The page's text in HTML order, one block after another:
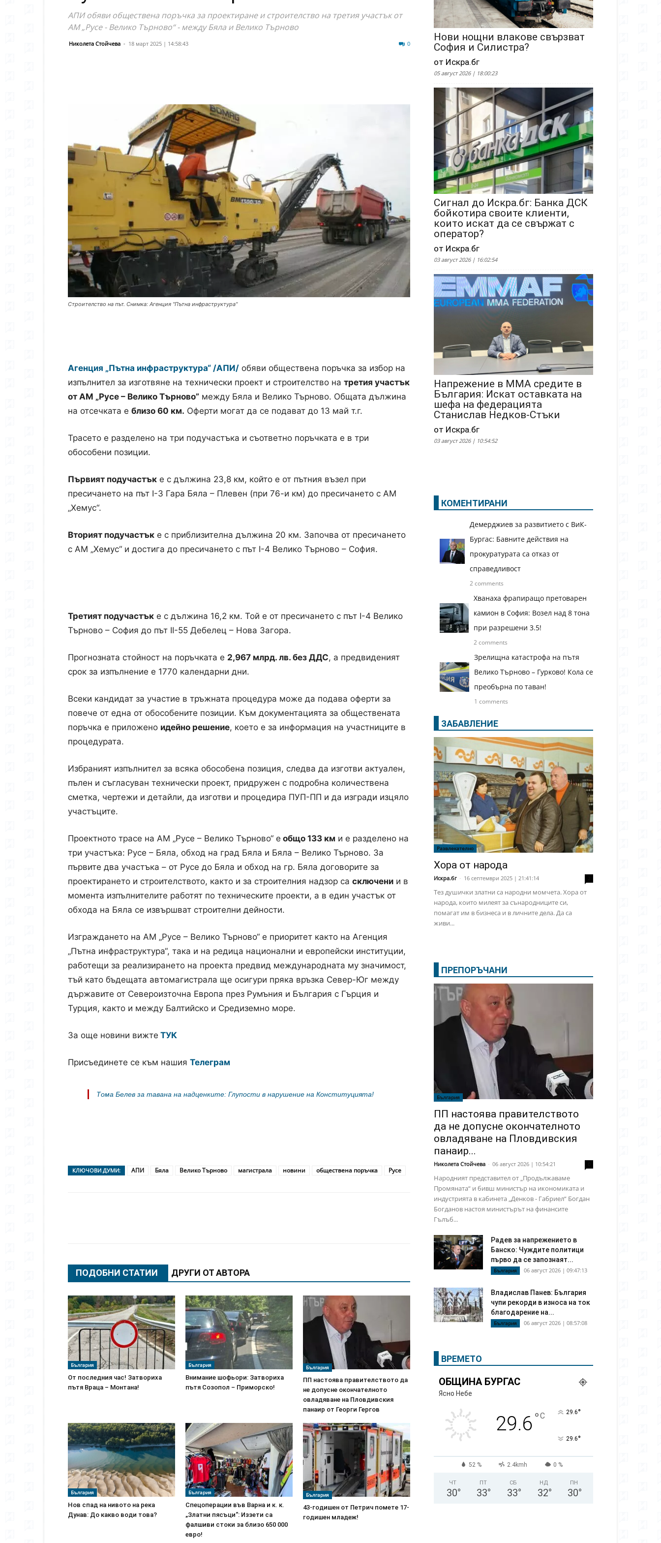
АПИ обяви обществена поръчка за проектиране и строителство на третия участък от
АМ „Русе - Велико Търново“ - между Бяла и Велико Търново
Николета Стойчева - 18 март 2025 | 14:58:43 0
Строителство на път. Снимка: Агенция "Пътна инфраструктура"
Агенция „Пътна инфраструктура“ /АПИ/ обяви обществена поръчка за избор на
изпълнител за изготвяне на технически проект и строителство на третия участък
от АМ „Русе – Велико Търново” между Бяла и Велико Търново. Общата дължина
на отсечката е близо 60 км. Оферти могат да се подават до 13 май т.г.
Трасето е разделено на три подучастъка и съответно поръчката е в три
обособени позиции.
Първият подучастък е с дължина 23,8 км, който е от пътния възел при
пресичането на път I-3 Гара Бяла – Плевен (при 76-и км) до пресичането с АМ
„Хемус“.
Вторият подучастък е с приблизителна дължина 20 км. Започва от пресичането
с АМ „Хемус“ и достига до пресичането с път I-4 Велико Търново – София.
Третият подучастък е с дължина 16,2 км. Той е от пресичането с път I-4 Велико
Търново – София до път II-55 Дебелец – Нова Загора.
Прогнозната стойност на поръчката е 2,967 млрд. лв. без ДДС, а предвиденият
срок за изпълнение е 1770 календарни дни.
Всеки кандидат за участие в тръжната процедура може да подава оферти за
повече от една от обособените позиции. Към документацията за обществената
поръчка е приложено идейно решение, което е за информация на участниците в
процедурата.
Избраният изпълнител за всяка обособена позиция, следва да изготви актуален,
пълен и съгласуван технически проект, придружен с подробна количествена
сметка, чертежи и детайли, да изготви и процедира ПУП-ПП и да изгради изцяло
участъците.
​Проектното трасе на АМ „Русе – Велико Търново“ е общо 133 км и е разделено на
три участъка: Русе – Бяла, обход на град Бяла и Бяла – Велико Търново. За
първите два участъка – от Русе до Бяла и обход на гр. Бяла договорите за
проектирането и строителството, както и за строителния надзор са сключени и в
момента изпълнителите работят по техническите проекти, а в един участък от
обхода на Бяла се извършват строителни дейности.
Изграждането на АМ „Русе – Велико Търново“ е приоритет както на Агенция
„Пътна инфраструктура“, така и на редица национални и европейски институции,
работещи за реализирането на проекта предвид международната му значимост,
тъй като бъдещата автомагистрала ще осигури пряка връзка Север-Юг между
държавите от Североизточна Европа през Румъния и България с Гърция и
Турция, както и между Балтийско и Средиземно море.
За още новини вижте ТУК
Присъединете се към нашия Телеграм
Тома Белев за тавана на надценките: Глупости в нарушение на Конституцията!
КЛЮЧОВИ ДУМИ: АПИ Бяла Велико Търново магистрала новини обществена поръчка Русе
ПОДОБНИ СТАТИИ ДРУГИ ОТ АВТОРА
България
От последния час! Затвориха
пътя Враца – Монтана!
България
Внимание шофьори: Затвориха
пътя Созопол – Приморско!
България
ПП настоява правителството да
не допусне окончателното
овладяване на Пловдивския
панаир от Георги Гергов
България
Нов спад на нивото на река
Дунав: До какво води това?
България
Спецоперации във Варна и к. к.
„Златни пясъци“: Иззети са
фалшиви стоки за близо 650 000
евро!
България
43-годишен от Петрич помете 17-
годишен младеж!
Нови нощни влакове свързват
София и Силистра?
от Искра.бг
05 август 2026 | 18:00:23
Сигнал до Искра.бг: Банка ДСК
бойкотира своите клиенти,
които искат да се свържат с
оператор?
от Искра.бг
03 август 2026 | 16:02:54
Напрежение в ММА средите в
България: Искат оставката на
шефа на федерацията
Станислав Недков-Стъки
от Искра.бг
03 август 2026 | 10:54:52
КОМЕНТИРАНИ
Демерджиев за развитието с ВиК-
Бургас: Бавните действия на
прокуратурата са отказ от
справедливост
2 comments
Хванаха фрапиращо претоварен
камион в София: Возел над 8 тона
при разрешени 3.5!
2 comments
Зрелищна катастрофа на пътя
Велико Търново – Гурково! Кола се
преобърна по таван!
1 comments
ЗАБАВЛЕНИЕ
Развлекателно
Хора от народа
Искра.бг - 16 септември 2025 | 21:41:14
Тез душички златни са народни момчета. Хора от
народа, които милеят за сънародниците си,
помагат им в бизнеса и в личните дела. Да са
живи...
ПРЕПОРЪЧАНИ
България
ПП настоява правителството
да не допусне окончателното
овладяване на Пловдивския
панаир...
Николета Стойчева - 06 август 2026 | 10:54:21
Народният представител от „Продължаваме
Промяната“ и бивш министър на икономиката и
индустрията в кабинета „Денков - Габриел“ Богдан
Богданов настоя министърът на финансите
Гълъб...
Радев за напрежението в
Банско: Чуждите политици
първо да се запознаят...
България 06 август 2026 | 09:47:13
Владислав Панев: България
чупи рекорди в износа на ток
благодарение на...
България 06 август 2026 | 08:57:08
ВРЕМЕТО
ОБЩИНА БУРГАС
Ясно Небе
29.6°C 29.6°
29.6°
52 % 2.4kmh 0 %
ЧТ
30°
ПТ
33°
СБ
33°
НД
32°
ПН
30°